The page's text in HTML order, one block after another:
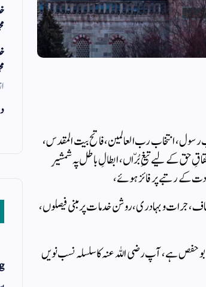
، انتخاب رب العالمین ،فاتح بیت المقدس ،
حق کے لیے تیغِ بُرّاں، ابطالِ باطل پہ شمشیرِ
کے رتبے پر فائز ہوئے،
جرات و بہادری، روشن خدمات پر مبنی فیصلوں،
حفص ہے، آپ رضی اللہ عنہ کا سلسلہ نسب نویں